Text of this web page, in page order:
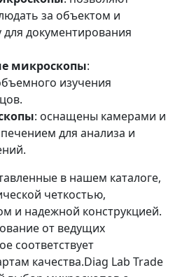
за объектом и
документирования
микроскопы:
изучения
: оснащены камерами и
для анализа и
в нашем каталоге,
четкостью,
и надежной конструкцией.
от ведущих
соответствует
качества.Diag Lab Trade